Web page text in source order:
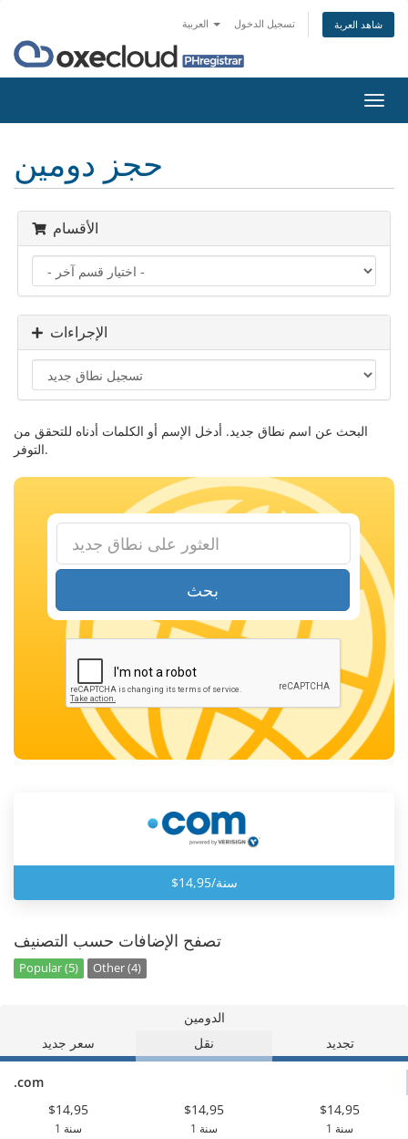
تسجيل الدخول شاهد العربة
تبديل
التنقل
حجز دومين
الأقسام
الإجراءات
البحث عن اسم نطاق جديد. أدخل الإسم أو الكلمات أدناه للتحقق من
التوفر.
بحث
$14,95/سنة
تصفح الإضافات حسب التصنيف
Popular (5) Other (4)
الدومين
سعر جديد
نقل تجديد
.com
$14,95
1 سنة
$14,95
1 سنة
$14,95
1 سنة